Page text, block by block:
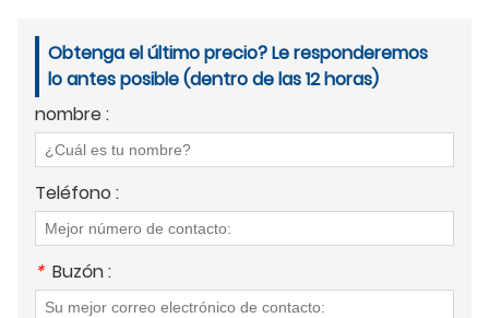
Obtenga el último precio? Le responderemos
lo antes posible (dentro de las 12 horas)
nombre :
Teléfono :
* Buzón :